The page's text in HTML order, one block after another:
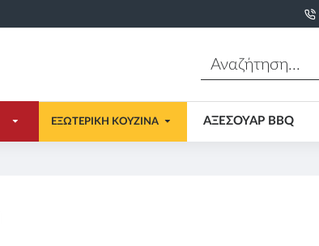
ΕΞΩΤΕΡΙΚΗ ΚΟΥΖΙΝΑ ΑΞΕΣΟΥΑΡ BBQ